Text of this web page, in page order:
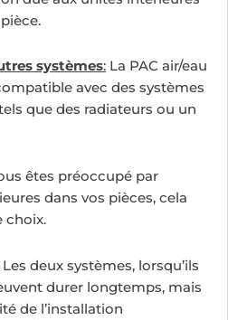
systèmes: La PAC air/eau
avec des systèmes
que des radiateurs ou un
êtes préoccupé par
dans vos pièces, cela
choix.
Les deux systèmes, lorsqu’ils
durer longtemps, mais
de l’installation